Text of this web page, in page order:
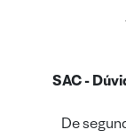
SAC -
De